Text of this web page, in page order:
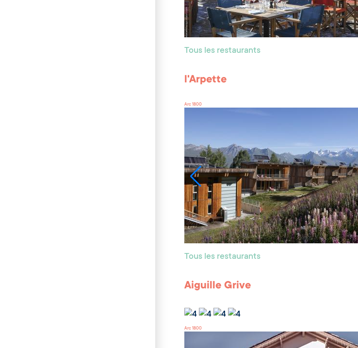
Tous les restaurants
l'Arpette
Arc 1800
Tous les restaurants
Aiguille Grive
Arc 1800